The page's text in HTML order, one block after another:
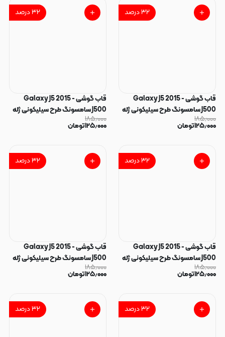
۳۲درصد
قاب گوشی Galaxy J5 2015 -
J500 سامسونگ طرح سیلیکونی ژله
ای TPU صورتی روشن کد 128103
۱۸۵٫۰۰۰
۱۲۵٫۰۰۰تومان
۳۲درصد
قاب گوشی Galaxy J5 2015 -
J500 سامسونگ طرح سیلیکونی ژله
ای TPU یاسی کد 128101
۱۸۵٫۰۰۰
۱۲۵٫۰۰۰تومان
۳۲درصد
قاب گوشی Galaxy J5 2015 -
J500 سامسونگ طرح سیلیکونی ژله
ای TPU آبی تیره کد 128100
۱۸۵٫۰۰۰
۱۲۵٫۰۰۰تومان
۳۲درصد
قاب گوشی Galaxy J5 2015 -
J500 سامسونگ طرح سیلیکونی ژله
ای TPU سبز کد 128098
۱۸۵٫۰۰۰
۱۲۵٫۰۰۰تومان
۳۲درصد ۳۲درصد